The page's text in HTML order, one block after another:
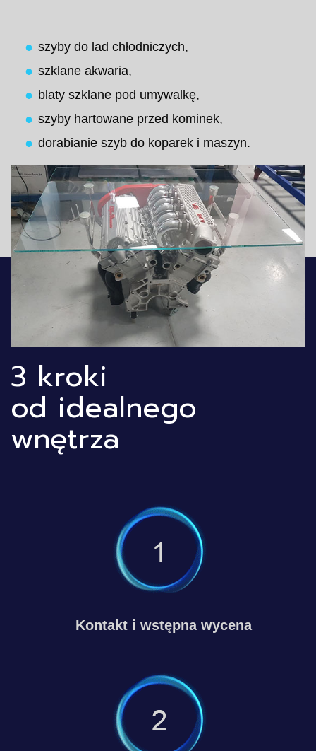
szyby do lad chłodniczych,
szklane akwaria,
blaty szklane pod umywalkę,
szyby hartowane przed kominek,
dorabianie szyb do koparek i maszyn.
3 kroki
od idealnego
wnętrza
Kontakt i wstępna wycena